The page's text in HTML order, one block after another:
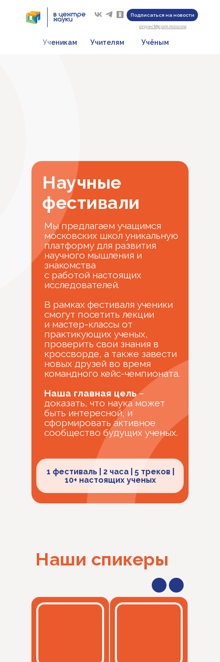
Ученикам Учителям Учёным
Подписаться на новости
project@cpm.moscow
Научные
фестивали
Мы предлагаем учащимся
московских школ уникальную
платформу для развития
научного мышления и
знакомства
с работой настоящих
исследователей.
В рамках фестиваля ученики
смогут посетить лекции
и мастер-классы от
практикующих ученых,
проверить свои знания в
кроссворде, а также завести
новых друзей во время
командного кейс-чемпионата.
Наша главная цель–
доказать, что наука может
быть интересной, и
сформировать активное
сообщество будущих ученых.
1 фестиваль | 2 часа | 5 треков |
10+ настоящих ученых
Наши спикеры